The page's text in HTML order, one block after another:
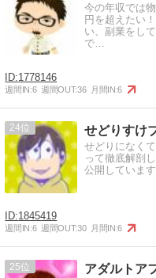
今の年収では
円を超えたい
い、副業をしてみる事
で…
1778146
週間IN:6 週間OUT:36 月間IN:6
24 せどりすけ
せどりになく
って徹底解剖
公開しています
1845419
週間IN:6 週間OUT:30 月間IN:6
25